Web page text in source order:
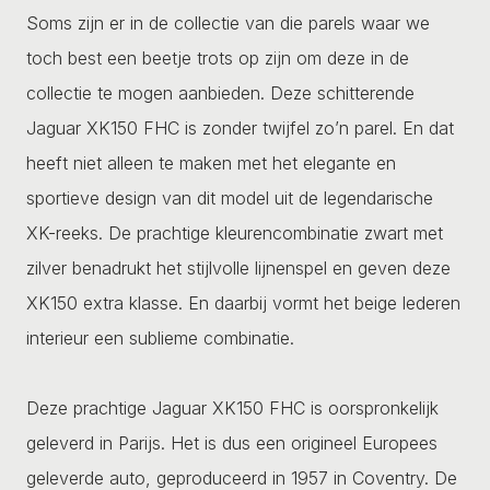
Soms zijn er in de collectie van die parels waar we
toch best een beetje trots op zijn om deze in de
collectie te mogen aanbieden. Deze schitterende
Jaguar XK150 FHC is zonder twijfel zo’n parel. En dat
heeft niet alleen te maken met het elegante en
sportieve design van dit model uit de legendarische
XK-reeks. De prachtige kleurencombinatie zwart met
zilver benadrukt het stijlvolle lijnenspel en geven deze
XK150 extra klasse. En daarbij vormt het beige lederen
interieur een sublieme combinatie.
Deze prachtige Jaguar XK150 FHC is oorspronkelijk
geleverd in Parijs. Het is dus een origineel Europees
geleverde auto, geproduceerd in 1957 in Coventry. De